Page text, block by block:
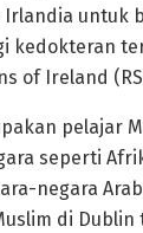
untuk
kedokteran
of Ireland
pelajar
seperti
negara
di